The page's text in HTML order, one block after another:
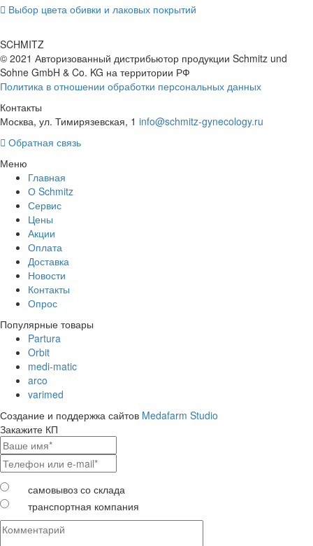
Выбор цвета обивки и лаковых покрытий
SCHMITZ
© 2021 Авторизованный дистрибьютор продукции Schmitz und
Sohne GmbH & Co. KG на территории РФ
Политика в отношении обработки персональных данных
Контакты
Москва, ул. Тимирязевская, 1 info@schmitz-gynecology.ru
Обратная связь
Меню
Главная
О Schmitz
Сервис
Цены
Акции
Оплата
Доставка
Новости
Контакты
Опрос
Популярные товары
Partura
Orbit
medi-matic
arco
varimed
Создание и поддержка сайтов Medafarm Studio
Закажите КП
самовывоз со склада
транспортная компания